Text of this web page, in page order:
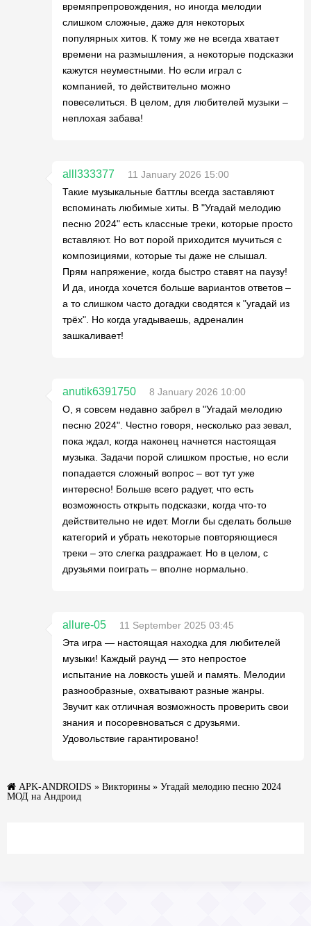
времяпрепровождения, но иногда мелодии
слишком сложные, даже для некоторых
популярных хитов. К тому же не всегда хватает
времени на размышления, а некоторые подсказки
кажутся неуместными. Но если играл с
компанией, то действительно можно
повеселиться. В целом, для любителей музыки –
неплохая забава!
alll333377
11 January 2026 15:00
Такие музыкальные баттлы всегда заставляют
вспоминать любимые хиты. В "Угадай мелодию
песню 2024" есть классные треки, которые просто
вставляют. Но вот порой приходится мучиться с
композициями, которые ты даже не слышал.
Прям напряжение, когда быстро ставят на паузу!
И да, иногда хочется больше вариантов ответов –
а то слишком часто догадки сводятся к "угадай из
трёх". Но когда угадываешь, адреналин
зашкаливает!
anutik6391750
8 January 2026 10:00
О, я совсем недавно забрел в "Угадай мелодию
песню 2024". Честно говоря, несколько раз зевал,
пока ждал, когда наконец начнется настоящая
музыка. Задачи порой слишком простые, но если
попадается сложный вопрос – вот тут уже
интересно! Больше всего радует, что есть
возможность открыть подсказки, когда что-то
действительно не идет. Могли бы сделать больше
категорий и убрать некоторые повторяющиеся
треки – это слегка раздражает. Но в целом, с
друзьями поиграть – вполне нормально.
allure-05
11 September 2025 03:45
Эта игра — настоящая находка для любителей
музыки! Каждый раунд — это непростое
испытание на ловкость ушей и память. Мелодии
разнообразные, охватывают разные жанры.
Звучит как отличная возможность проверить свои
знания и посоревноваться с друзьями.
Удовольствие гарантировано!
APK-ANDROIDS » Викторины » Угадай мелодию песню 2024
МОД на Андроид